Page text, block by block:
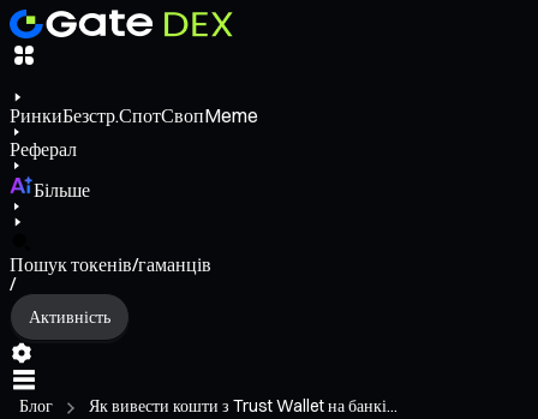
РинкиБезстр.СпотСвопMeme
Реферал
Більше
Пошук токенів/гаманців
/
Активність
Блог Як вивести кошти з Trust Wallet на банкі...